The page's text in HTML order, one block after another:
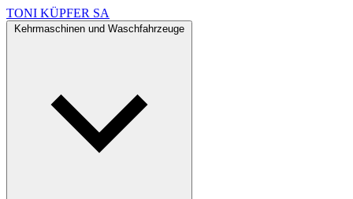
TONI KÜPFER SA